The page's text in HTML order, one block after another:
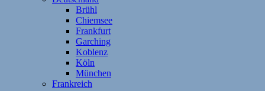
Brühl
Chiemsee
Frankfurt
Garching
Koblenz
Köln
München
Frankreich